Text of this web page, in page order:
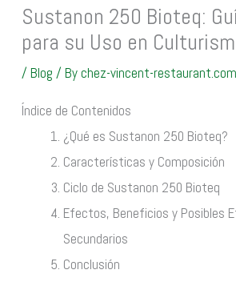
Sustanon 250 Bioteq:
para su Uso en
/ Blog / Bychez-vincent-restaurant.com
Índice de Contenidos
¿Qué es Sustanon 250 Bioteq?
Características y Composición
Ciclo de Sustanon 250 Bioteq
Efectos, Beneficios y Posibles
Secundarios
Conclusión